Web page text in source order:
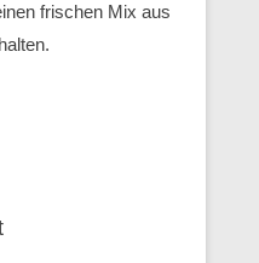
frischen Mix aus